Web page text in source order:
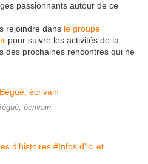
passionnants autour de ce
rejoindre dans le groupe
pour suivre les activités de la
des prochaines rencontres qui ne
écrivain
d'histoires #Infos d'ici et